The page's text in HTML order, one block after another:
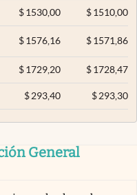
$ 1530,00 $1510,00
$ 1576,16 $1571,86
$ 1729,20 $1728,47
$ 293,40 $293,30
General